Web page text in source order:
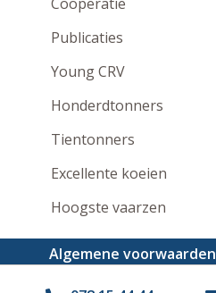
Publicaties
Young CRV
Honderdtonners
Tientonners
Excellente koeien
Hoogste vaarzen
Algemene voorwaarden